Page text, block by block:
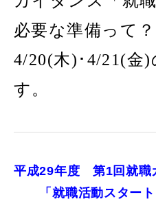
必要な準備って
4/20(木)･4/21(金)
す。
平成29年度 第1回就職
「就職活動スター